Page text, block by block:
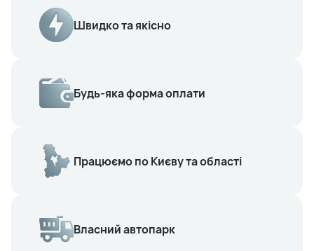
Швидко та якісно
Будь-яка форма оплати
Працюємо по Києву та області
Власний автопарк